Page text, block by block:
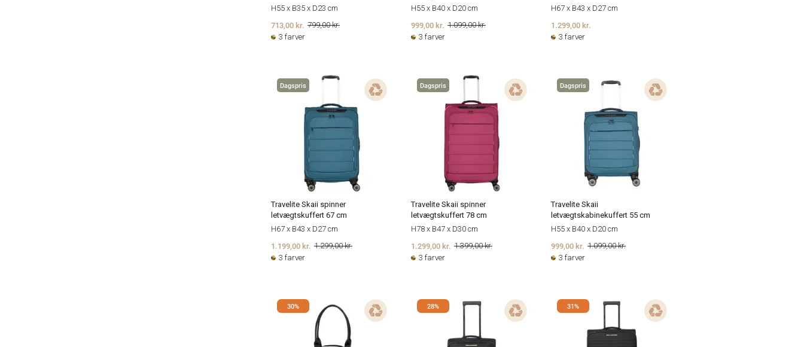
H55 x B35 x D23 cm
799,00 kr.
713,00 kr.
3 farver
H55 x B40 x D20 cm
1.099,00 kr.
999,00 kr.
3 farver
H67 x B43 x D27 cm
1.299,00 kr.
3 farver
Dagspris
Travelite Skaii spinner
letvægtskuffert 67 cm
H67 x B43 x D27 cm
1.299,00 kr.
1.199,00 kr.
3 farver
Dagspris
Travelite Skaii spinner
letvægtskuffert 78 cm
H78 x B47 x D30 cm
1.399,00 kr.
1.299,00 kr.
3 farver
Dagspris
Travelite Skaii
letvægtskabinekuffert 55 cm
H55 x B40 x D20 cm
1.099,00 kr.
999,00 kr.
3 farver
30% 28% 31%